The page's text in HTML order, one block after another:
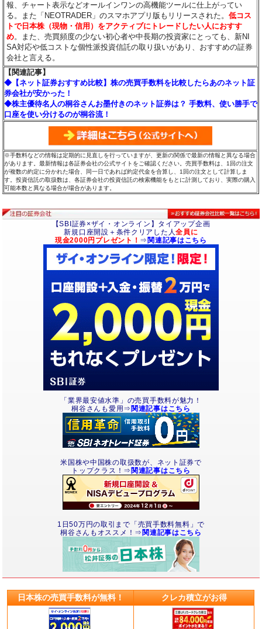
報、チャート表示などオールインワンの高機能ツールに仕上がってい
る。また「NEOTRADER」のスマホアプリ版もリリースされた。低コス
トで日本株（現物・信用）をアクティブにトレードしたい人におすす
め。また、売買頻度の少ない初心者や中長期の投資家にとっても、新NI
SA対応や低コストな個性派投資信託の取り扱いがあり、おすすめの証券
会社と言える。
【関連記事】
◆【ネット証券おすすめ比較】株の売買手数料を比較したらあのネット証
券会社が安かった！
◆株主優待名人の桐谷さんお墨付きのネット証券は？ 手数料、使い勝手で
口座を使い分けるのが桐谷流！
※手数料などの情報は定期的に見直しを行っていますが、更新の関係で最新の情報と異なる場合
があります。最新情報は各証券会社の公式サイトをご確認ください。売買手数料は、1回の注文
が複数の約定に分かれた場合、同一日であれば約定代金を合算し、1回の注文として計算しま
す。投資信託の取扱数は、各証券会社の投資信託の検索機能をもとに計測しており、実際の購入
可能本数と異なる場合が場合があります。
【SBI証券×ザイ・オンライン】タイアップ企画
新規口座開設＋条件クリアした人全員に
現金2000円プレゼント！ ⇒ 関連記事はこちら
「業界最安値水準」の売買手数料が魅力！
桐谷さんも愛用⇒ 関連記事はこちら
米国株や中国株の取扱数が、ネット証券で
トップクラス！⇒ 関連記事はこちら
1日50万円の取引まで「売買手数料無料」で
桐谷さんもオススメ！⇒ 関連記事はこちら
日本株の売買手数料が無料！ クレカ積立がお得